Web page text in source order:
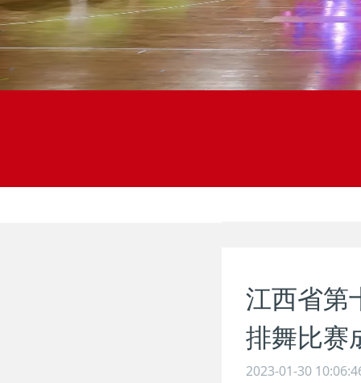
江西省第
排舞比赛
2023-01-30